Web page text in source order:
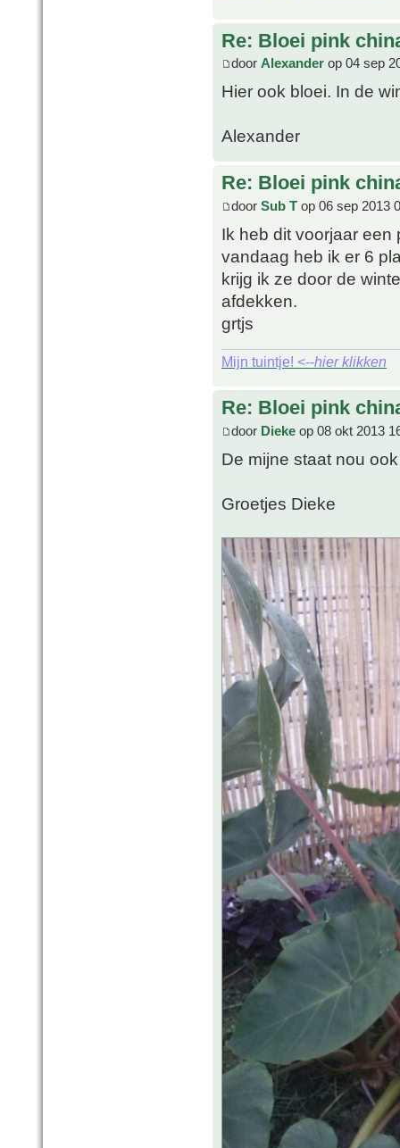
Re: Bloei pink
door Alexander op 04 sep
Hier ook bloei. In de
Alexander
Re: Bloei pink
door Sub T op 06 sep 2013
Ik heb dit voorjaar een
vandaag heb ik er 6
krijg ik ze door de
afdekken.
grtjs
Mijn tuintje! <--hier klikken
Re: Bloei pink
door Dieke op 08 okt 2013
De mijne staat nou
Groetjes Dieke